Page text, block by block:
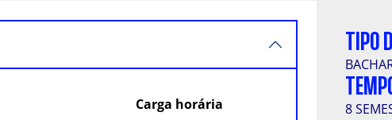
Carga horária
TIPO
8